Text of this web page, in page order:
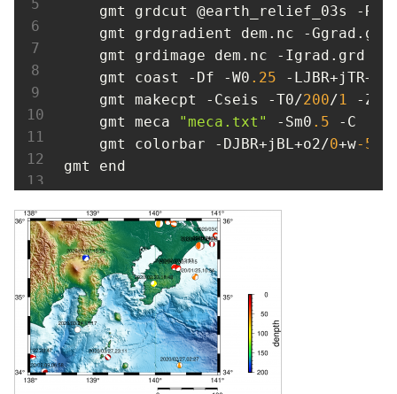
gmt grdcut @earth_relief_03s -
gmt grdgradient dem.nc -Ggrad.grd
    gmt grdimage dem.nc -Igrad.grd -C
    gmt coast -Df -W0
.25 -
    gmt makecpt -Cseis -T0/
200/1 -Z
    gmt meca
"meca.txt" -Sm0 .5 -C
    gmt colorbar -DJBR+jBL+o2/
0+w-5
gmt end